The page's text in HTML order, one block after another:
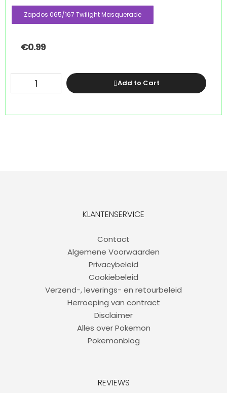
Zapdos 065/167 Twilight Masquerade
€0.99
Add to Cart
KLANTENSERVICE
Contact
Algemene Voorwaarden
Privacybeleid
Cookiebeleid
Verzend-, leverings- en retourbeleid
Herroeping van contract
Disclaimer
Alles over Pokemon
Pokemonblog
REVIEWS